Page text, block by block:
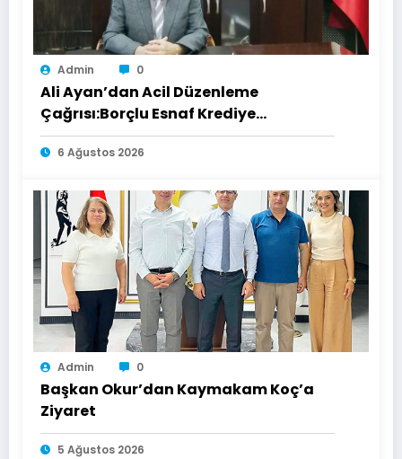
Admin 0
Ali Ayan’dan Acil Düzenleme
Çağrısı:Borçlu Esnaf Krediye
Ulaşamıyor
6 Ağustos 2026
Admin 0
Başkan Okur’dan Kaymakam Koç’a
Ziyaret
5 Ağustos 2026